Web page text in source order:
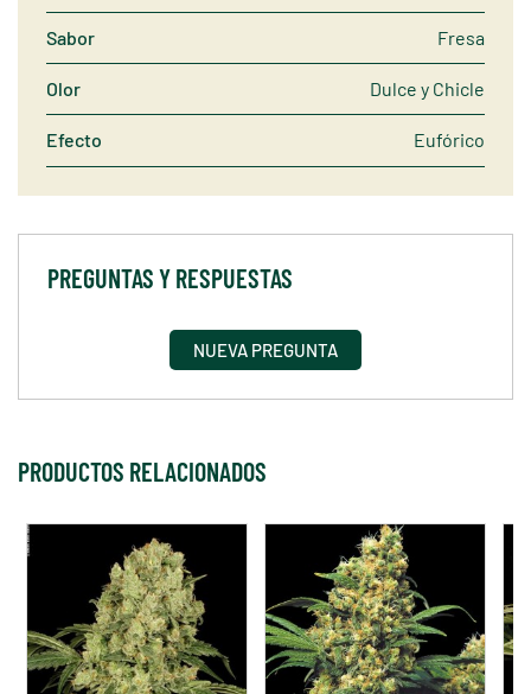
Sabor Fresa
Olor Dulce y Chicle
Efecto Eufórico
PREGUNTAS Y RESPUESTAS
NUEVA PREGUNTA
PRODUCTOS RELACIONADOS